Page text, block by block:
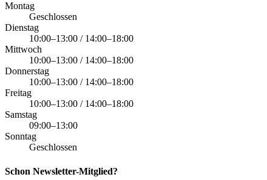
Montag
Geschlossen
Dienstag
10:00–13:00 / 14:00–18:00
Mittwoch
10:00–13:00 / 14:00–18:00
Donnerstag
10:00–13:00 / 14:00–18:00
Freitag
10:00–13:00 / 14:00–18:00
Samstag
09:00–13:00
Sonntag
Geschlossen
Schon Newsletter-Mitglied?